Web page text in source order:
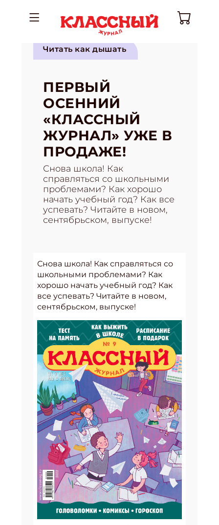
Читать как дышать
ПЕРВЫЙ
ОСЕННИЙ
«КЛАССНЫЙ
ЖУРНАЛ» УЖЕ В
ПРОДАЖЕ!
Снова школа! Как
справляться со школьными
проблемами? Как хорошо
начать учебный год? Как все
успевать? Читайте в новом,
сентябрьском, выпуске!
Снова школа! Как справляться со
школьными проблемами? Как
хорошо начать учебный год? Как
все успевать? Читайте в новом,
сентябрьском, выпуске!